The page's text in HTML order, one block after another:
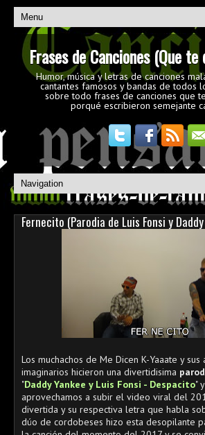
Frases de Canciones (Que te
Humor, música y letras de canciones
cantantes famosos y bandas de todos
sobre todo frases de canciones que
porqué escribieron semejante
Fernecito (Parodia de Luis Fonsi y
Los muchachos de Me Dicen K-Yaaate y sus
imaginarios hicieron una divertidisima
"Daddy Yankee y Luis Fonsi - Despacito"
aprovechamos a subir el video viral del
divertida y su respectiva letra que habla
dúo de cordobeses hizo esta desopilante